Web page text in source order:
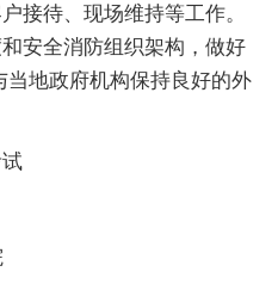
接待、现场维持等工作。
安全消防组织架构，做好
当地政府机构保持良好的外